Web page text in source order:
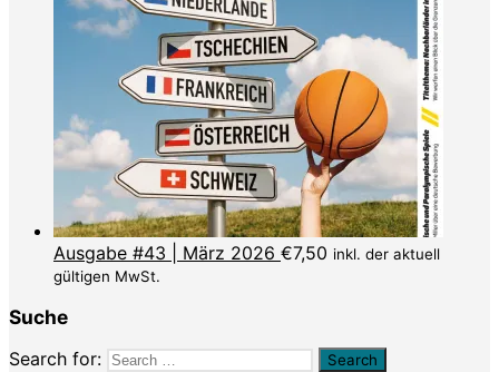
Ausgabe #43 | März 2026 €7,50 inkl. der aktuell
gültigen MwSt.
Suche
Search for: